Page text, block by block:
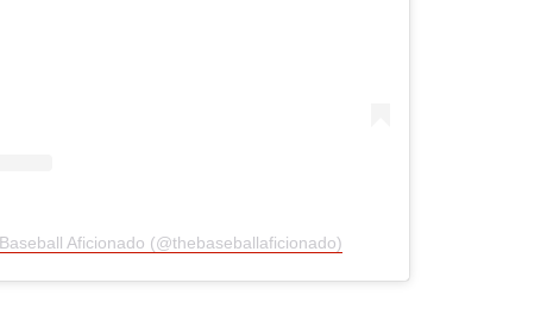
Aficionado (@thebaseballaficionado)